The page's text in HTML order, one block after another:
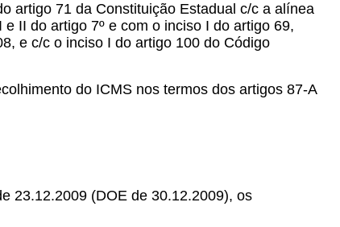
artigo 71 da Constituição Estadual c/c a alínea
II do artigo 7º e com o inciso I do artigo 69,
e c/c o inciso I do artigo 100 do Código
do ICMS nos termos dos artigos 87-A
23.12.2009 (DOE de 30.12.2009), os